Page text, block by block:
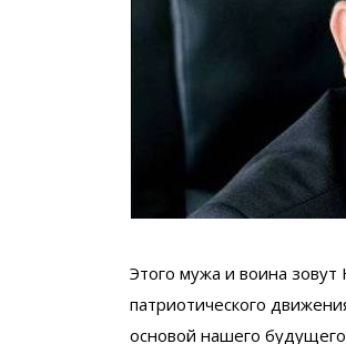
Этого мужа и воина
патриотического
основой нашего